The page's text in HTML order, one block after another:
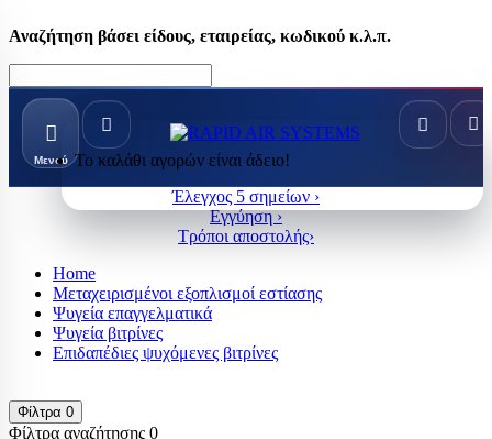
Αναζήτηση βάσει είδους, εταιρείας, κωδικού κ.λ.π.
Μενού Το καλάθι αγορών είναι άδειο!
Έλεγχος 5 σημείων ›
Εγγύηση ›
Τρόποι αποστολής›
Home
Μεταχειρισμένοι εξοπλισμοί εστίασης
Ψυγεία επαγγελματικά
Ψυγεία βιτρίνες
Επιδαπέδιες ψυχόμενες βιτρίνες
Φίλτρα 0
Φίλτρα αναζήτησης 0